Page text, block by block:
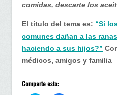
comidas, descarte los
El título del tema es: “Si
comunes dañan a las
haciendo a sus hijos?”
médicos, amigos y familia
Comparte esto: